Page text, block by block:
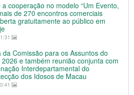
cooperação no modelo “Um Evento,
de 270 encontros comerciais
gratuitamente ao público em
da Comissão para os Assuntos do
e também reunião conjunta com
Interdepartamental do
dos Idosos de Macau